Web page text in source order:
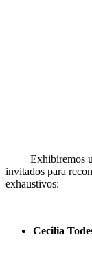
Exhibiremos un
invitados para
exhaustivos:
Cecilia